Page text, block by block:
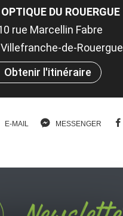
DU ROUERGUE
rue Marcellin Fabre
de-Rouergue
Obtenir l'itinéraire
E-MAIL MESSENGER